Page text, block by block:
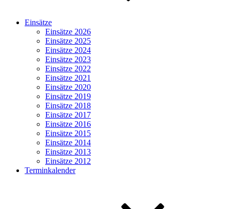
Einsätze
Einsätze 2026
Einsätze 2025
Einsätze 2024
Einsätze 2023
Einsätze 2022
Einsätze 2021
Einsätze 2020
Einsätze 2019
Einsätze 2018
Einsätze 2017
Einsätze 2016
Einsätze 2015
Einsätze 2014
Einsätze 2013
Einsätze 2012
Terminkalender